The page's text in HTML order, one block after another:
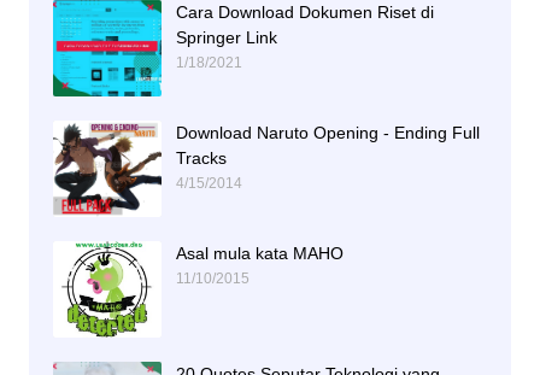
Cara Download Dokumen Riset di
Springer Link
1/18/2021
Download Naruto Opening - Ending Full
Tracks
4/15/2014
Asal mula kata MAHO
11/10/2015